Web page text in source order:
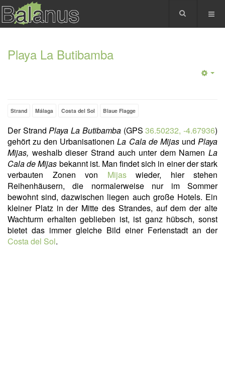
Playa La Butibamba
Strand Málaga Costa del Sol Blaue Flagge
Der StrandPlaya La Butibamba (GPS36.50232, -4.67936)
gehört zu den UrbanisationenLa Cala de MijasundPlaya
Mijas, weshalb dieser Strand auch unter dem Namen La
Cala de Mijas bekannt ist. Man findet sich in einer der stark
verbauten Zonen von Mijaswieder, hier stehen
Reihenhäusern, die normalerweise nur im Sommer
bewohnt sind, dazwischen liegen auch große Hotels. Ein
kleiner Platz in der Mitte des Strandes, auf dem der alte
Wachturm erhalten geblieben ist, ist ganz hübsch, sonst
bietet das immer gleiche Bild einer Ferienstadt an der
Costa del Sol.